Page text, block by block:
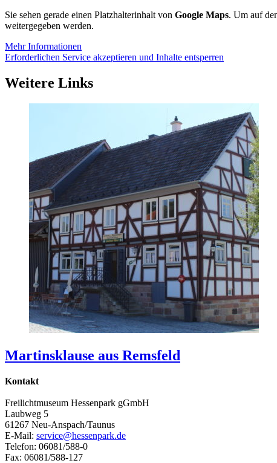
Sie sehen gerade einen Platzhalterinhalt von Google Maps. Um auf
weitergegeben werden.
Mehr Informationen
Erforderlichen Service akzeptieren und Inhalte entsperren
Weitere Links
Martinsklause aus Remsfeld
Kontakt
Freilichtmuseum Hessenpark gGmbH
Laubweg 5
61267 Neu-Anspach/Taunus
E-Mail: service@hessenpark.de
Telefon: 06081/588-0
Fax: 06081/588-127